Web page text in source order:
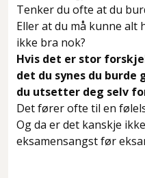
Tenker du ofte at du
Eller at du må kunne alt
ikke bra nok?
Hvis det er stor
det du synes du
du utsetter deg selv
Det fører ofte til en
Og da er det kanskje
eksamensangst før